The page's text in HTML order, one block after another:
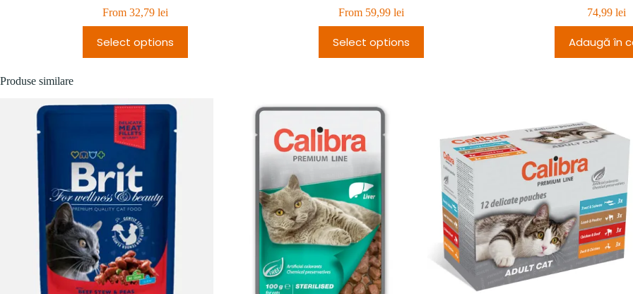
From 32,79lei
Select options
From 59,99 lei
Select options
74,99lei
Adaugă în
Produse similare